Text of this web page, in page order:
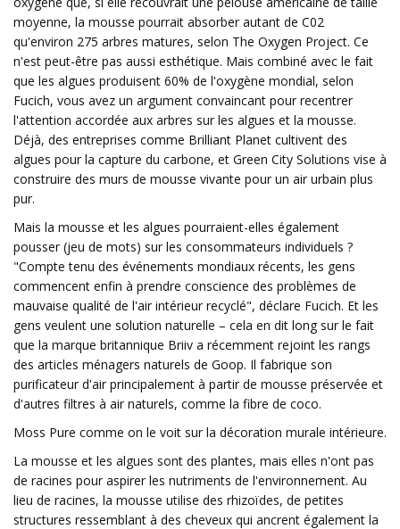
moyenne, la mousse pourrait absorber autant de C02
qu'environ 275 arbres matures, selon The Oxygen Project. Ce
n'est peut-être pas aussi esthétique. Mais combiné avec le fait
que les algues produisent 60% de l'oxygène mondial, selon
Fucich, vous avez un argument convaincant pour recentrer
l'attention accordée aux arbres sur les algues et la mousse.
Déjà, des entreprises comme Brilliant Planet cultivent des
algues pour la capture du carbone, et Green City Solutions vise à
construire des murs de mousse vivante pour un air urbain plus
pur.
Mais la mousse et les algues pourraient-elles également
pousser (jeu de mots) sur les consommateurs individuels ?
"Compte tenu des événements mondiaux récents, les gens
commencent enfin à prendre conscience des problèmes de
mauvaise qualité de l'air intérieur recyclé", déclare Fucich. Et les
gens veulent une solution naturelle – cela en dit long sur le fait
que la marque britannique Briiv a récemment rejoint les rangs
des articles ménagers naturels de Goop. Il fabrique son
purificateur d'air principalement à partir de mousse préservée et
d'autres filtres à air naturels, comme la fibre de coco.
Moss Pure comme on le voit sur la décoration murale intérieure.
La mousse et les algues sont des plantes, mais elles n'ont pas
de racines pour aspirer les nutriments de l'environnement. Au
lieu de racines, la mousse utilise des rhizoïdes, de petites
structures ressemblant à des cheveux qui ancrent également la